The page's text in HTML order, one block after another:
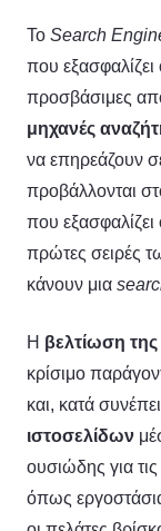
Το Search
που εξασφαλίζει
προσβάσιμες
μηχανές
να επηρεάζουν
προβάλλονται
που εξασφαλίζει
πρώτες σειρές
κάνουν μια
Η βελτίωση της
κρίσιμο
και, κατά
ιστοσελίδων
ουσιώδης για
όπως